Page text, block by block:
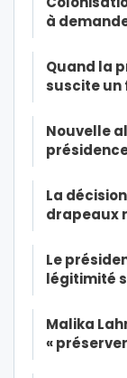
à
Quand la
suscite un
Nouvelle
La
drapeaux
Le
légitimité
Malika
«